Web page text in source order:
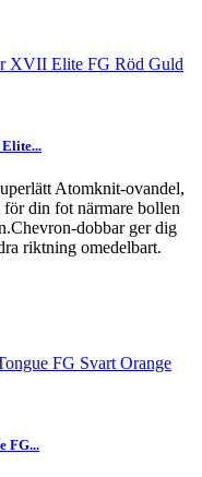
Atomknit-ovandel,
din fot närmare bollen
dobbar ger dig
riktning omedelbart.
FG...